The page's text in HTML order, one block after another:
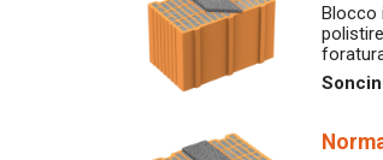
Blocco
foratura